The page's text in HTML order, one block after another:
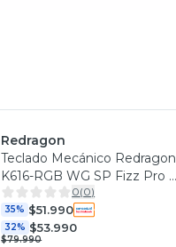
Redragon
Teclado Mecánico Redragon
K616-RGB WG SP Fizz Pro -
Blanco/Gris 0(0)
35% $51.990
32% $53.990
$79.990